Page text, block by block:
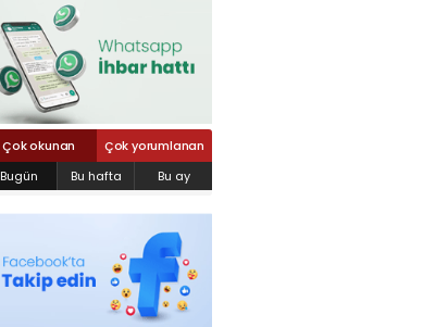
Çok okunan
Çok yorumlanan
Bugün
Bu hafta Bu ay
Yahya Kaptan Mahallesi Akkavaklar
Caddesi No:17/4 İzmit-KOCAELİ